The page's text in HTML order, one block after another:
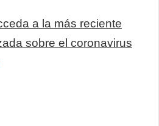
a la más reciente
sobre el coronavirus